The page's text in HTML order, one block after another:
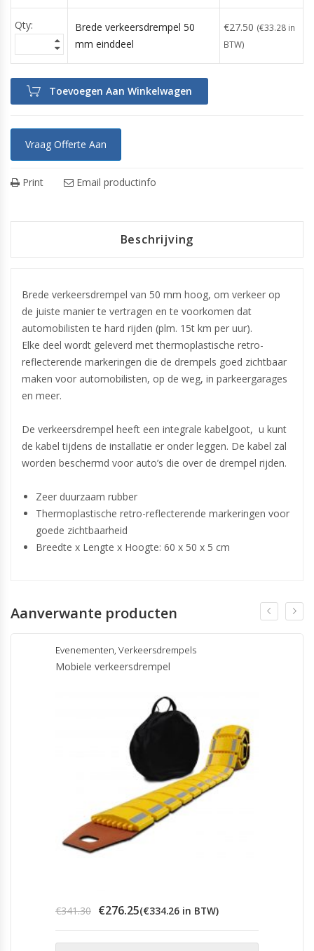
Brede verkeersdrempel 50
mm einddeel
€27.50 (€33.28 in
BTW)
Toevoegen Aan Winkelwagen
Vraag Offerte Aan
Print Email productinfo
Beschrijving
Brede verkeersdrempel van 50 mm hoog, om verkeer op
de juiste manier te vertragen en te voorkomen dat
automobilisten te hard rijden (plm. 15t km per uur).
Elke deel wordt geleverd met thermoplastische retro-
reflecterende markeringen die de drempels goed zichtbaar
maken voor automobilisten, op de weg, in parkeergarages
en meer.
De verkeersdrempel heeft een integrale kabelgoot, u kunt
de kabel tijdens de installatie er onder leggen. De kabel zal
worden beschermd voor auto’s die over de drempel rijden.
Zeer duurzaam rubber
Thermoplastische retro-reflecterende markeringen voor
goede zichtbaarheid
Breedte x Lengte x Hoogte: 60 x 50 x 5 cm
Aanverwante producten
Evenementen, Verkeersdrempels
Mobiele verkeersdrempel
€341.30 Oorspronkelijke
€276.25Huidige
(€334.26 in BTW)